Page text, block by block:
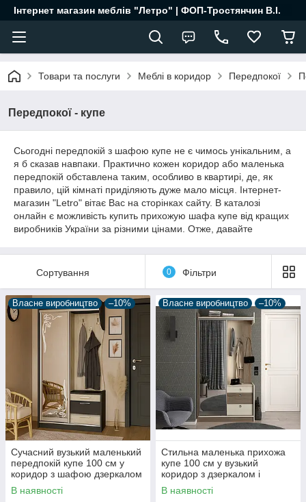
Інтернет магазин меблів "Летро" | ФОП-Тростянчин В.І.
Товари та послуги Меблі в коридор Передпокої
Передпокої - купе
Сьогодні передпокій з шафою купе не є чимось унікальним, а
я б сказав навпаки. Практично кожен коридор або маленька
передпокій обставлена таким, особливо в квартирі, де, як
правило, цій кімнаті приділяють дуже мало місця. Інтернет-
магазин "Letro" вітає Вас на сторінках сайту. В каталозі
онлайн є можливість купить прихожую шафа купе від кращих
виробників України за різними цінами. Отже, давайте
найкращі рішення?
Ми відповідально заявляємо, що так, адже саме в стилі купе
передпокій найбільш функціональна. Давайте перевіримо це
на кількох аргументів.
Універсальна система
Купити передпокій купе це значить вирішити відразу кілька
функціональних завдань, адже дана система це шафа купе,
прихожа, гардеробна. Вона виглядає дорого і сучасно, а ще
шляхом великої кількості місця, може розмістити в собі одяг,
який ми носимо на вулиці. Достатньо лише додати відкритий
пенал кутовий і ви відразу отримаєте головні атрибути
передпокою.
Сортування 0 Фільтри
Власне виробництво –10%
Сучасний вузький маленький
передпокій купе 100 см у
коридор з шафою дзеркалом
і тумбою для взуття Таня-
купе Летро
В наявності
Власне виробництво –10%
Стильна маленька прихожа
купе 100 см у вузький
коридор з дзеркалом і
тумбою для взуття Таня купе
Квадро Летро
В наявності